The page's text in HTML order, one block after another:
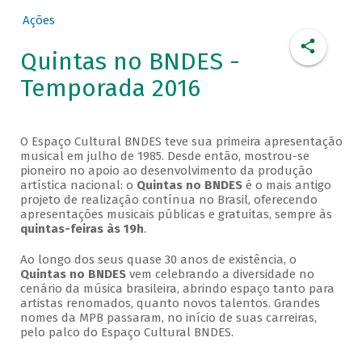
Ações
Quintas no BNDES -
Temporada 2016
O Espaço Cultural BNDES teve sua primeira apresentação
musical em julho de 1985. Desde então, mostrou-se
pioneiro no apoio ao desenvolvimento da produção
artística nacional: o Quintas no BNDESé o mais antigo
projeto de realização contínua no Brasil, oferecendo
apresentações musicais públicas e gratuitas, sempre às
quintas-feiras às 19h.
Ao longo dos seus quase 30 anos de existência, o
Quintas no BNDESvem celebrando a diversidade no
cenário da música brasileira, abrindo espaço tanto para
artistas renomados, quanto novos talentos. Grandes
nomes da MPB passaram, no início de suas carreiras,
pelo palco do Espaço Cultural BNDES.